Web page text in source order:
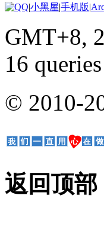
|小黑屋|手机版|
GMT+8,
16
© 2010-
返回顶部